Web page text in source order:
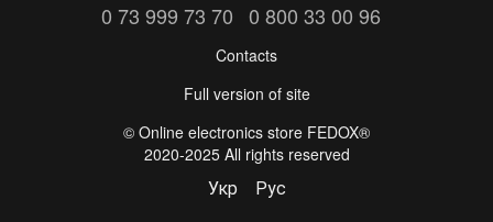
0 73 999 73 70 0 800 33 00 96
Contacts
Full version of site
©️ Online electronics store FEDOX®
2020-2025 All rights reserved
Укр Рус